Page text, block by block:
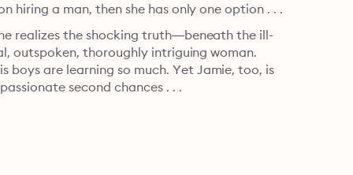
hiring a man, then she has only one option . . .
realizes the shocking truth—beneath the ill-
outspoken, thoroughly intriguing woman.
boys are learning so much. Yet Jamie, too, is
second chances . . .